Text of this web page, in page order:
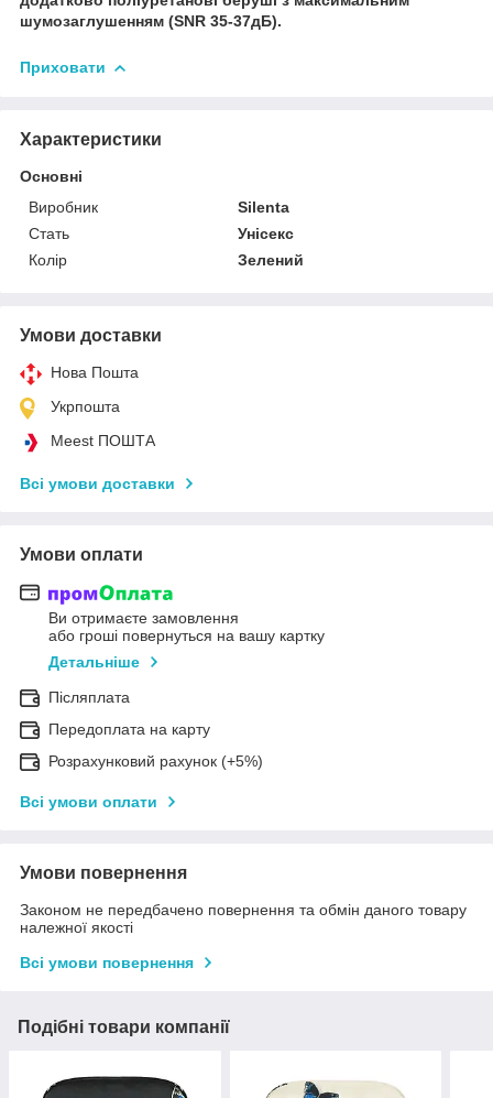
шумозаглушенням (SNR 35-37дБ).
Приховати
Характеристики
Основні
Виробник
Silenta
Стать
Унісекс
Колір
Зелений
Умови доставки
Нова Пошта
Укрпошта
Meest ПОШТА
Всі умови доставки
Умови оплати
Ви отримаєте замовлення
або гроші повернуться на вашу картку
Детальніше
Післяплата
Передоплата на карту
Розрахунковий рахунок (+5%)
Всі умови оплати
Умови повернення
Законом не передбачено повернення та обмін даного товару
належної якості
Всі умови повернення
Подібні товари компанії